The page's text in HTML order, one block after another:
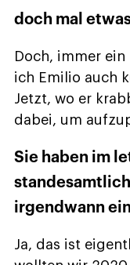
doch mal
Doch, immer
ich Emilio auch
Jetzt, wo er
dabei, um
Sie haben im
standesamtlich
irgendwann
Ja, das ist